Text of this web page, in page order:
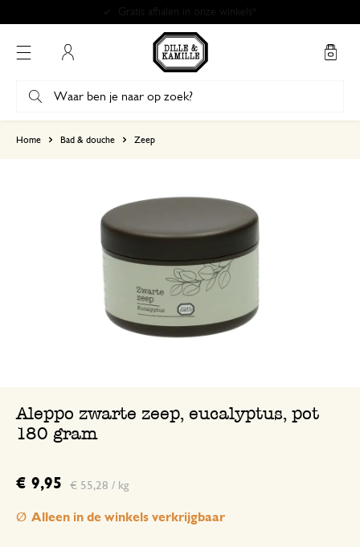
Home Bad & douche Zeep
Aleppo zwarte zeep, eucalyptus, pot
180 gram
€ 9,95 € 55,28 / kg
Alleen in de winkels verkrijgbaar